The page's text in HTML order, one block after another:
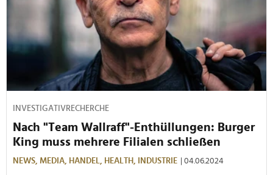
INVESTIGATIVRECHERCHE
Nach "Team Wallraff"-Enthüllungen: Burger
King muss mehrere Filialen schließen
NEWS, MEDIA, HANDEL, HEALTH, INDUSTRIE | 04.06.2024